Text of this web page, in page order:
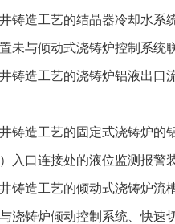
井铸造工艺的结晶器冷却水
未与倾动式浇铸炉控制系统
井铸造工艺的浇铸炉铝液出
井铸造工艺的固定式浇铸炉
入口连接处的液位监测报警
井铸造工艺的倾动式浇铸炉
浇铸炉倾动控制系统、快速